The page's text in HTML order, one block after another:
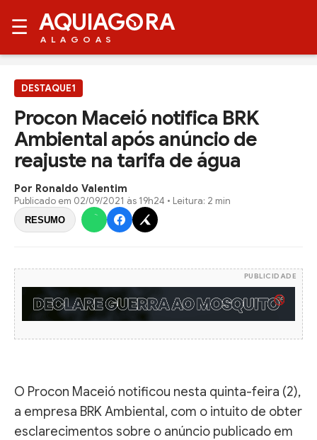
☰ AQUIAG RA
ALAGOAS
DESTAQUE1
Procon Maceió notifica BRK
Ambiental após anúncio de
reajuste na tarifa de água
Por Ronaldo Valentim
Publicado em 02/09/2021 às 19h24 • Leitura: 2 min
RESUMO
PUBLICIDADE
O Procon Maceió notificou nesta quinta-feira (2),
a empresa BRK Ambiental, com o intuito de obter
esclarecimentos sobre o anúncio publicado em